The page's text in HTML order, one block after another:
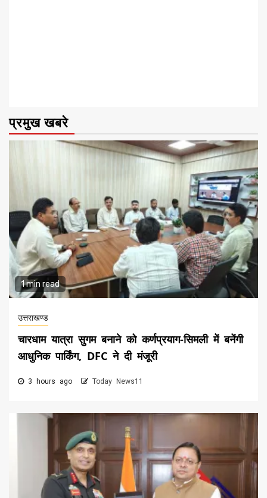
प्रमुख खबरे
1 min read
उत्तराखण्ड
चारधाम यात्रा सुगम बनाने को कर्णप्रयाग-सिमली में बनेंगी
आधुनिक पार्किंग, DFC ने दी मंजूरी
3 hours ago Today News11